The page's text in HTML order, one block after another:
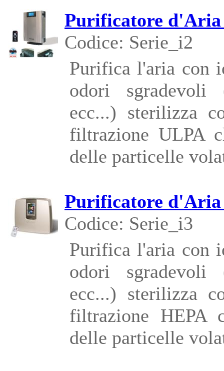
Purificatore d'Aria
Codice: Serie_i2
Purifica l'aria con
odori sgradevoli
ecc...) sterilizza
filtrazione ULPA
delle particelle
Purificatore d'Aria
Codice: Serie_i3
Purifica l'aria con
odori sgradevoli
ecc...) sterilizza
filtrazione HEPA
delle particelle